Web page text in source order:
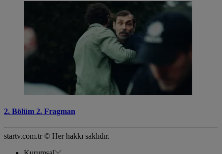
2. Bölüm 2. Fragman
startv.com.tr © Her hakkı saklıdır.